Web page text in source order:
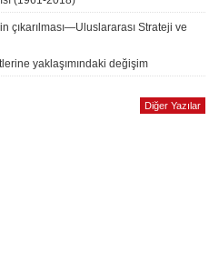
çıkarılması—Uluslararası Strateji ve
yaklaşımındaki değişim
Diğer Yazılar